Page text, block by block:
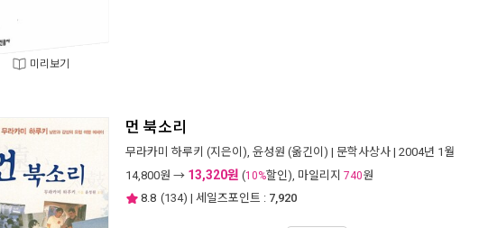
미리보기
먼 북소리
무라카미 하루키 (지은이), 윤성원 (옮긴이) | 문학사상사 | 2004년 1월
14,800원 → 13,320원 (10%할인), 마일리지 740원
8.8 (134) | 세일즈포인트 : 7,920